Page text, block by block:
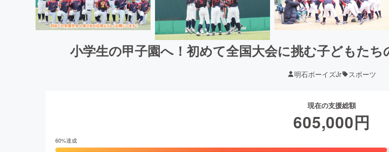
小学生の甲子園へ！初めて全国大会に挑む子どもた
明石ボーイズJr スポーツ
現在の支援総額
605,000円
60%達成